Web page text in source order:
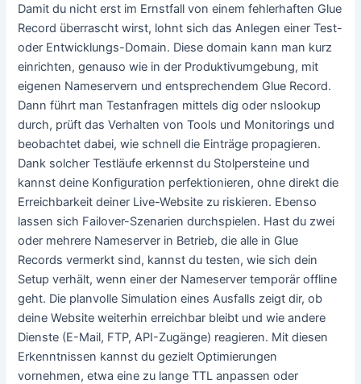
Damit du nicht erst im Ernstfall von einem fehlerhaften Glue
Record überrascht wirst, lohnt sich das Anlegen einer Test-
oder Entwicklungs-Domain. Diese domain kann man kurz
einrichten, genauso wie in der Produktivumgebung, mit
eigenen Nameservern und entsprechendem Glue Record.
Dann führt man Testanfragen mittels dig oder nslookup
durch, prüft das Verhalten von Tools und Monitorings und
beobachtet dabei, wie schnell die Einträge propagieren.
Dank solcher Testläufe erkennst du Stolpersteine und
kannst deine Konfiguration perfektionieren, ohne direkt die
Erreichbarkeit deiner Live-Website zu riskieren. Ebenso
lassen sich Failover-Szenarien durchspielen. Hast du zwei
oder mehrere Nameserver in Betrieb, die alle in Glue
Records vermerkt sind, kannst du testen, wie sich dein
Setup verhält, wenn einer der Nameserver temporär offline
geht. Die planvolle Simulation eines Ausfalls zeigt dir, ob
deine Website weiterhin erreichbar bleibt und wie andere
Dienste (E-Mail, FTP, API-Zugänge) reagieren. Mit diesen
Erkenntnissen kannst du gezielt Optimierungen
vornehmen, etwa eine zu lange TTL anpassen oder